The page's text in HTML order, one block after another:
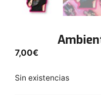
7,00€
Sin existencias